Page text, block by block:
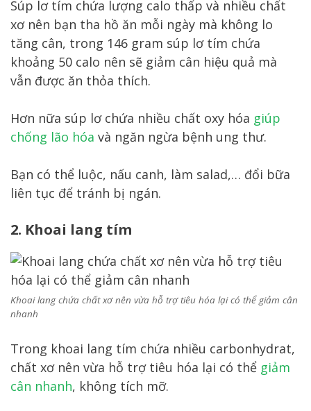
Súp lơ tím chứa lượng calo thấp và nhiều chất
xơ nên bạn tha hồ ăn mỗi ngày mà không lo
tăng cân, trong 146 gram súp lơ tím chứa
khoảng 50 calo nên sẽ giảm cân hiệu quả mà
vẫn được ăn thỏa thích.
Hơn nữa súp lơ chứa nhiều chất oxy hóa giúp
chống lão hóa và ngăn ngừa bệnh ung thư.
Bạn có thể luộc, nấu canh, làm salad,… đổi bữa
liên tục để tránh bị ngán.
2. Khoai lang tím
Khoai lang chứa chất xơ nên vừa hỗ trợ tiêu hóa lại có thể giảm cân
nhanh
Trong khoai lang tím chứa nhiều carbonhydrat,
chất xơ nên vừa hỗ trợ tiêu hóa lại có thể giảm
cân nhanh, không tích mỡ.